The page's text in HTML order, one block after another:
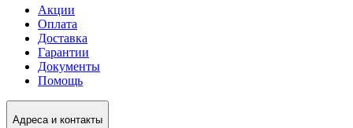
Акции
Оплата
Доставка
Гарантии
Документы
Помощь
Адреса и контакты